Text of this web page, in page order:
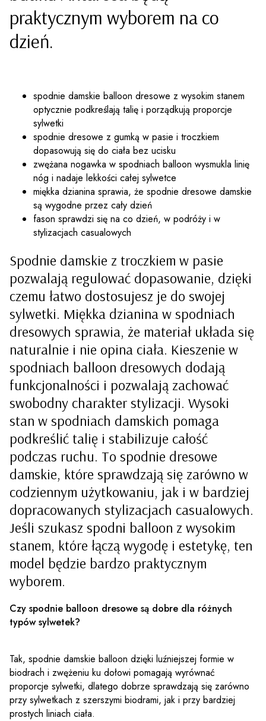
praktycznym wyborem na co
dzień.
spodnie damskie balloon dresowe z wysokim stanem
optycznie podkreślają talię i porządkują proporcje
sylwetki
spodnie dresowe z gumką w pasie i troczkiem
dopasowują się do ciała bez ucisku
zwężana nogawka w spodniach balloon wysmukla linię
nóg i nadaje lekkości całej sylwetce
miękka dzianina sprawia, że spodnie dresowe damskie
są wygodne przez cały dzień
fason sprawdzi się na co dzień, w podróży i w
stylizacjach casualowych
Spodnie damskie z troczkiem w pasie
pozwalają regulować dopasowanie, dzięki
czemu łatwo dostosujesz je do swojej
sylwetki. Miękka dzianina w spodniach
dresowych sprawia, że materiał układa się
naturalnie i nie opina ciała. Kieszenie w
spodniach balloon dresowych dodają
funkcjonalności i pozwalają zachować
swobodny charakter stylizacji. Wysoki
stan w spodniach damskich pomaga
podkreślić talię i stabilizuje całość
podczas ruchu. To spodnie dresowe
damskie, które sprawdzają się zarówno w
codziennym użytkowaniu, jak i w bardziej
dopracowanych stylizacjach casualowych.
Jeśli szukasz spodni balloon z wysokim
stanem, które łączą wygodę i estetykę, ten
model będzie bardzo praktycznym
wyborem.
Czy spodnie balloon dresowe są dobre dla różnych
typów sylwetek?
Tak, spodnie damskie balloon dzięki luźniejszej formie w
biodrach i zwężeniu ku dołowi pomagają wyrównać
proporcje sylwetki, dlatego dobrze sprawdzają się zarówno
przy sylwetkach z szerszymi biodrami, jak i przy bardziej
prostych liniach ciała.